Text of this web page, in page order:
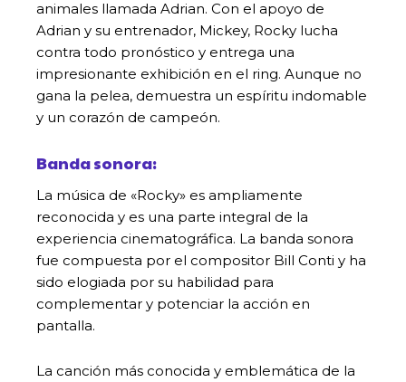
animales llamada Adrian. Con el apoyo de
Adrian y su entrenador, Mickey, Rocky lucha
contra todo pronóstico y entrega una
impresionante exhibición en el ring. Aunque no
gana la pelea, demuestra un espíritu indomable
y un corazón de campeón.
Banda sonora:
La música de «Rocky» es ampliamente
reconocida y es una parte integral de la
experiencia cinematográfica. La banda sonora
fue compuesta por el compositor Bill Conti y ha
sido elogiada por su habilidad para
complementar y potenciar la acción en
pantalla.
La canción más conocida y emblemática de la